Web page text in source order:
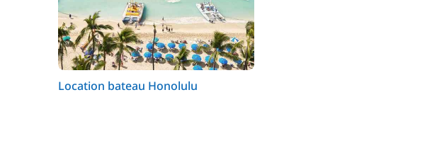
Location bateau Honolulu